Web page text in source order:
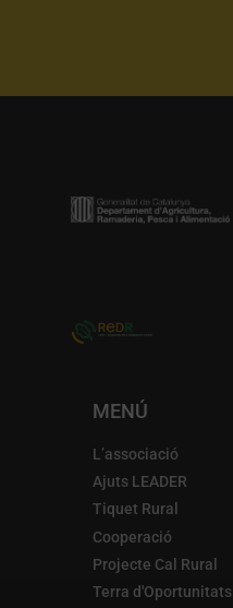
MENÚ
L’associació
Ajuts LEADER
Tiquet Rural
Cooperació
Projecte Cal Rural
Terra d'Oportunitats